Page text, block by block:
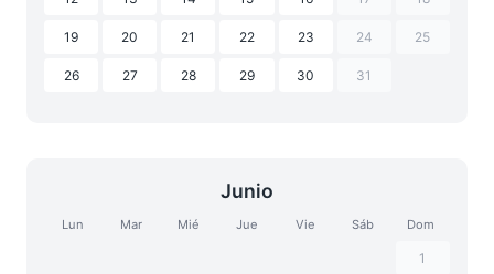
19 20 21 22 23 24 25
26 27 28 29 30 31
Junio
Lun Mar Mié Jue Vie Sáb Dom
1